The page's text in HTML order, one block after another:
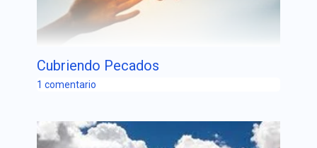
Cubriendo Pecados
1 comentario